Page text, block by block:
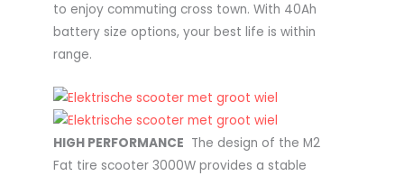
to enjoy commuting cross town. With 40Ah
battery size options, your best life is within
range.
HIGH PERFORMANCE The design of the M2
Fat tire scooter 3000W provides a stable